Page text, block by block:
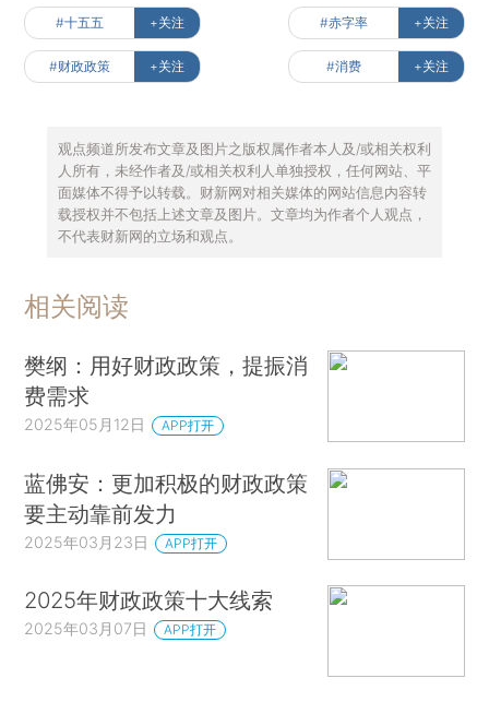
#十五五 +关注 #赤字率 +关注
#财政政策 +关注 #消费 +关注
观点频道所发布文章及图片之版权属作者本人及/或相关权利
人所有，未经作者及/或相关权利人单独授权，任何网站、平
面媒体不得予以转载。财新网对相关媒体的网站信息内容转
载授权并不包括上述文章及图片。文章均为作者个人观点，
不代表财新网的立场和观点。
相关阅读
樊纲：用好财政政策，提振消
费需求
2025年05月12日 APP打开
蓝佛安：更加积极的财政政策
要主动靠前发力
2025年03月23日 APP打开
2025年财政政策十大线索
2025年03月07日 APP打开